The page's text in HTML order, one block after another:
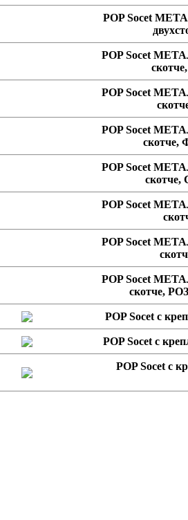
POP Socet
POP Socet
POP Socet
POP Socet
POP Socet
POP Socet
POP Socet
POP Socet
скотче,
POP Socet с
POP Socet с
POP Socet с